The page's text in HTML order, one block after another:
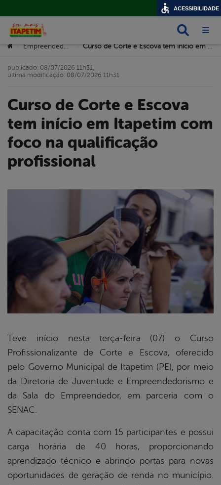
Você está aqui:
> Empreendedorismo > Curso de Corte e Escova tem início em Itapetim com foco na qualificação profissional
Curso de Corte e Escova
tem início em Itapetim com
foco na qualificação
profissional
publicado: 08/07/2026 11h31,
última modificação: 08/07/2026 11h31
Teve início nesta terça-feira (07) o Curso
Profissionalizante de Corte e Escova, oferecido
pelo Governo Municipal de Itapetim (PE), por meio
da Diretoria de Juventude e Empreendedorismo e
da Sala do Empreendedor, em parceria com o
SENAC.
A capacitação conta com 15 participantes e possui
carga horária de 40 horas, proporcionando
aprendizado técnico e abrindo portas para novas
oportunidades de geração de renda no município.
ACESSIBILIDADE